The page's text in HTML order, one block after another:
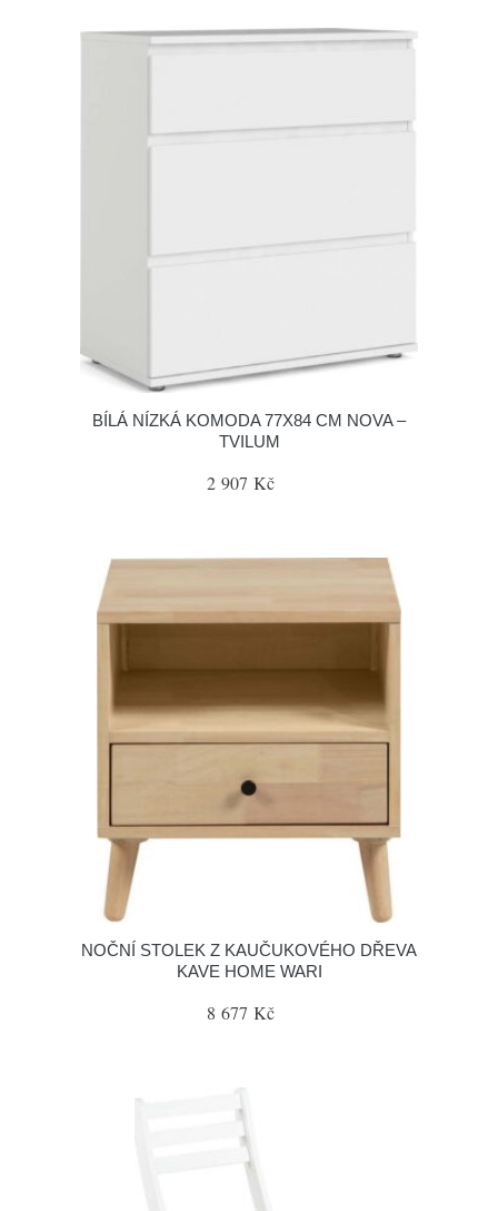
BÍLÁ NÍZKÁ KOMODA 77X84 CM NOVA –
TVILUM
2 907 Kč
NOČNÍ STOLEK Z KAUČUKOVÉHO DŘEVA
KAVE HOME WARI
8 677 Kč